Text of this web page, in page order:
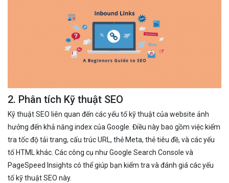
2. Phân tích Kỹ thuật SEO
Kỹ thuật SEO liên quan đến các yếu tố kỹ thuật của website ảnh
hưởng đến khả năng index của Google. Điều này bao gồm việc kiểm
tra tốc độ tải trang, cấu trúc URL, thẻ Meta, thẻ tiêu đề, và các yếu
tố HTML khác. Các công cụ như Google Search Console và
PageSpeed Insights có thể giúp bạn kiểm tra và đánh giá các yếu
tố kỹ thuật SEO này.